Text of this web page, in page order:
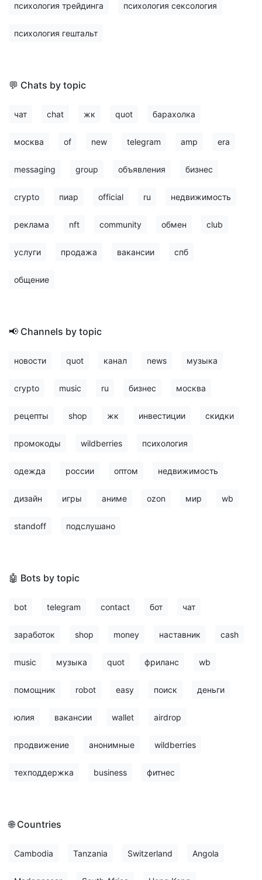
психология трейдинга психология сексология
психология гештальт
💬 Chats by topic
чат chat жк quot барахолка
москва of new telegram amp era
messaging group объявления бизнес
crypto пиар official ru недвижимость
реклама nft community обмен club
услуги продажа вакансии спб
общение
📢 Channels by topic
новости quot канал news музыка
crypto music ru бизнес москва
рецепты shop жк инвестиции скидки
промокоды wildberries психология
одежда россии оптом недвижимость
дизайн игры аниме ozon мир wb
standoff подслушано
🤖 Bots by topic
bot telegram contact бот чат
заработок shop money наставник cash
music музыка quot фриланс wb
помощник robot easy поиск деньги
юлия вакансии wallet airdrop
продвижение анонимные wildberries
техподдержка business фитнес
🌐 Countries
Cambodia Tanzania Switzerland Angola